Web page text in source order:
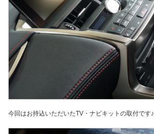
今回はお持込いただいたTV・ナビキットの取付です♪